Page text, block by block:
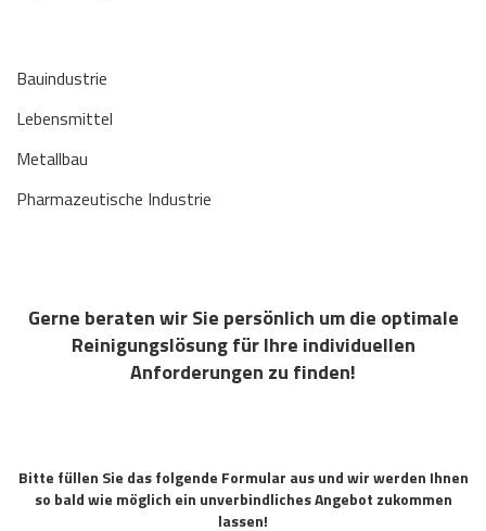
Bauindustrie
Lebensmittel
Metallbau
Pharmazeutische Industrie
Gerne beraten wir Sie persönlich um die optimale
Reinigungslösung für Ihre individuellen
Anforderungen zu finden!
Bitte füllen Sie das folgende Formular aus und wir werden Ihnen
so bald wie möglich ein unverbindliches Angebot zukommen
lassen!